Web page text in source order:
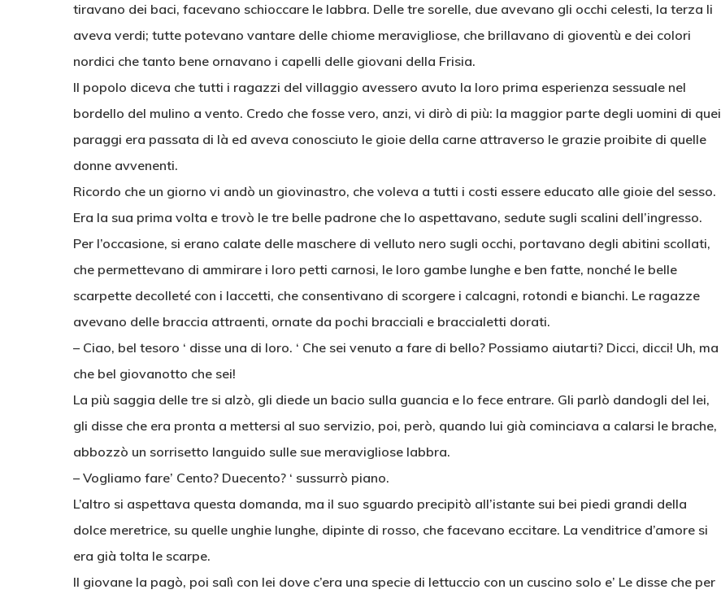
tiravano dei baci, facevano schioccare le labbra. Delle tre sorelle, due avevano gli occhi celesti, la terza li
aveva verdi; tutte potevano vantare delle chiome meravigliose, che brillavano di gioventù e dei colori
nordici che tanto bene ornavano i capelli delle giovani della Frisia.
Il popolo diceva che tutti i ragazzi del villaggio avessero avuto la loro prima esperienza sessuale nel
bordello del mulino a vento. Credo che fosse vero, anzi, vi dirò di più: la maggior parte degli uomini di quei
paraggi era passata di là ed aveva conosciuto le gioie della carne attraverso le grazie proibite di quelle
donne avvenenti.
Ricordo che un giorno vi andò un giovinastro, che voleva a tutti i costi essere educato alle gioie del sesso.
Era la sua prima volta e trovò le tre belle padrone che lo aspettavano, sedute sugli scalini dell’ingresso.
Per l’occasione, si erano calate delle maschere di velluto nero sugli occhi, portavano degli abitini scollati,
che permettevano di ammirare i loro petti carnosi, le loro gambe lunghe e ben fatte, nonché le belle
scarpette decolleté con i laccetti, che consentivano di scorgere i calcagni, rotondi e bianchi. Le ragazze
avevano delle braccia attraenti, ornate da pochi bracciali e braccialetti dorati.
– Ciao, bel tesoro ‘ disse una di loro. ‘ Che sei venuto a fare di bello? Possiamo aiutarti? Dicci, dicci! Uh, ma
che bel giovanotto che sei!
La più saggia delle tre si alzò, gli diede un bacio sulla guancia e lo fece entrare. Gli parlò dandogli del lei,
gli disse che era pronta a mettersi al suo servizio, poi, però, quando lui già cominciava a calarsi le brache,
abbozzò un sorrisetto languido sulle sue meravigliose labbra.
– Vogliamo fare’ Cento? Duecento? ‘ sussurrò piano.
L’altro si aspettava questa domanda, ma il suo sguardo precipitò all’istante sui bei piedi grandi della
dolce meretrice, su quelle unghie lunghe, dipinte di rosso, che facevano eccitare. La venditrice d’amore si
era già tolta le scarpe.
Il giovane la pagò, poi salì con lei dove c’era una specie di lettuccio con un cuscino solo e’ Le disse che per